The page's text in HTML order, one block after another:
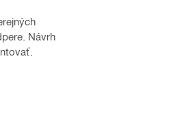
Návrh